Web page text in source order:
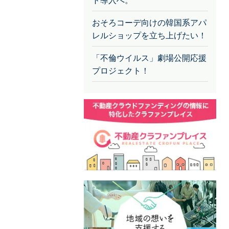
おそろコーデ向けの韓国系アパ
レルショップを立ち上げたい！
「不倫ウイルス」劇場公開応援
プロジェクト！